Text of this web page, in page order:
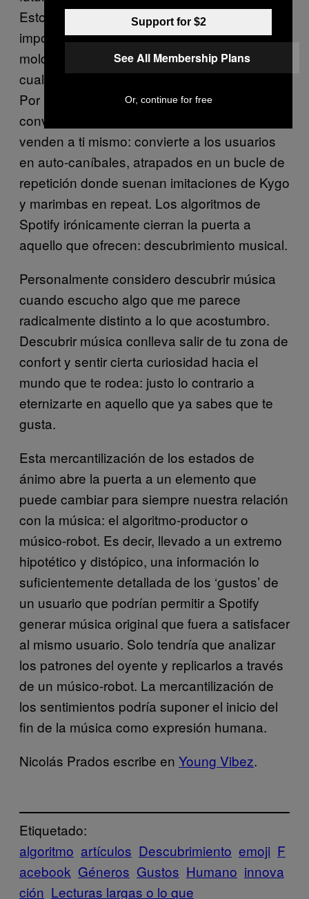
Esto crea un bucle hermético del que es
imposible salir: tus decisiones pasadas
moldean inevitablemente tu futuro, cerrando
cualquier puerta a la sorpresa o al cambio.
Por lo tanto, las recomendaciones te
convierten en un producto que a su vez te
venden a ti mismo: convierte a los usuarios
en auto-caníbales, atrapados en un bucle de
repetición donde suenan imitaciones de Kygo
y marimbas en repeat. Los algoritmos de
Spotify irónicamente cierran la puerta a
aquello que ofrecen: descubrimiento musical.
Personalmente considero descubrir música
cuando escucho algo que me parece
radicalmente distinto a lo que acostumbro.
Descubrir música conlleva salir de tu zona de
confort y sentir cierta curiosidad hacia el
mundo que te rodea: justo lo contrario a
eternizarte en aquello que ya sabes que te
gusta.
Esta mercantilización de los estados de
ánimo abre la puerta a un elemento que
puede cambiar para siempre nuestra relación
con la música: el algoritmo-productor o
músico-robot. Es decir, llevado a un extremo
hipotético y distópico, una información lo
suficientemente detallada de los ‘gustos’ de
un usuario que podrían permitir a Spotify
generar música original que fuera a satisfacer
al mismo usuario. Solo tendría que analizar
los patrones del oyente y replicarlos a través
de un músico-robot. La mercantilización de
los sentimientos podría suponer el inicio del
fin de la música como expresión humana.
Nicolás Prados escribe en Young Vibez.
Etiquetado:
algoritmo artículos Descubrimiento emoji F
acebook Géneros Gustos Humano innova
ción Lecturas largas o lo que
Support for $2
See All Membership Plans
Or, continue for free